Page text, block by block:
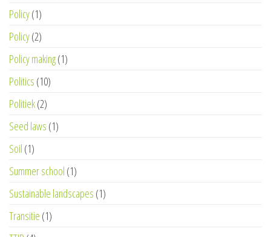
Policy(1)
Policy(2)
Policy making(1)
Politics (10)
Politiek(2)
Seed laws (1)
Soil (1)
Summer school (1)
Sustainable landscapes (1)
Transitie (1)